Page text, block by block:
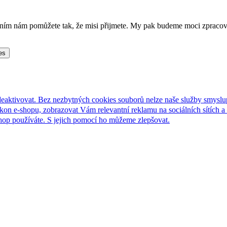
nám pomůžete tak, že misi přijmete. My pak budeme moci
Bez nezbytných cookies souborů nelze naše služby
e-shopu, zobrazovat Vám relevantní reklamu na sociálních sítích
používáte. S jejich pomocí ho můžeme zlepšovat.